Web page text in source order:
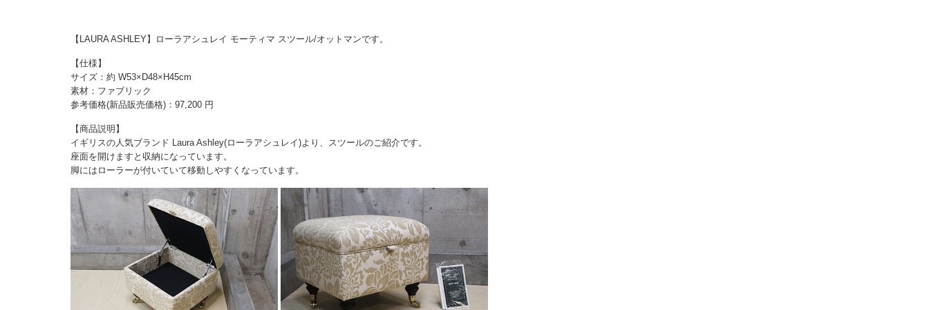
【LAURA ASHLEY】ローラアシュレイ モーティマ スツール/オットマンです。
【仕様】
サイズ：約 W53×D48×H45cm
素材：ファブリック
参考価格(新品販売価格)：97,200 円
【商品説明】
イギリスの人気ブランド Laura Ashley(ローラアシュレイ)より、スツールのご紹介です。
座面を開けますと収納になっています。
脚にはローラーが付いていて移動しやすくなっています。